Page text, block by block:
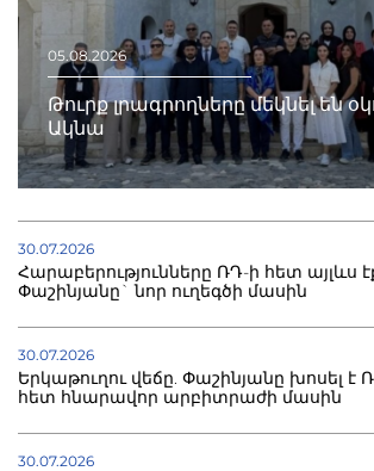
05.08.2026
Թուրք լրագրողները մեկնել են
Ակնա
30.07.2026
Հարաբերությունները ՌԴ-ի հետ այլևս
Փաշինյանը` նոր ուղեգծի մասին
30.07.2026
Երկաթուղու վեճը. Փաշինյանը խոսել է
հետ հնարավոր արբիտրաժի մասին
30.07.2026